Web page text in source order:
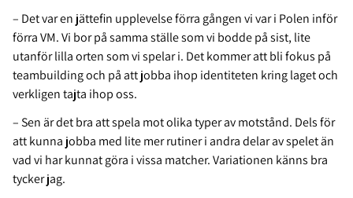
– Det var en jättefin upplevelse förra gången vi var i Polen inför
förra VM. Vi bor på samma ställe som vi bodde på sist, lite
utanför lilla orten som vi spelar i. Det kommer att bli fokus på
teambuilding och på att jobba ihop identiteten kring laget och
verkligen tajta ihop oss.
– Sen är det bra att spela mot olika typer av motstånd. Dels för
att kunna jobba med lite mer rutiner i andra delar av spelet än
vad vi har kunnat göra i vissa matcher. Variationen känns bra
tycker jag.